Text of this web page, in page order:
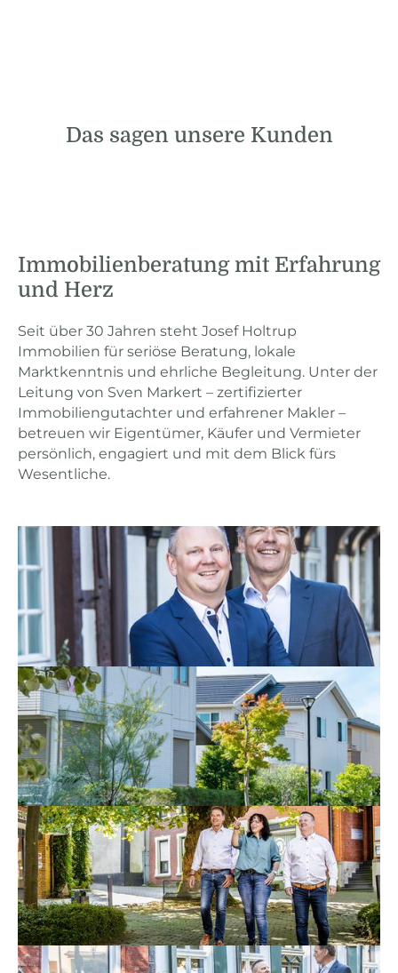
Das sagen unsere Kunden
Immobilienberatung mit Erfahrung
und Herz
Seit über 30 Jahren steht Josef Holtrup
Immobilien für seriöse Beratung, lokale
Marktkenntnis und ehrliche Begleitung. Unter der
Leitung von Sven Markert – zertifizierter
Immobiliengutachter und erfahrener Makler –
betreuen wir Eigentümer, Käufer und Vermieter
persönlich, engagiert und mit dem Blick fürs
Wesentliche.